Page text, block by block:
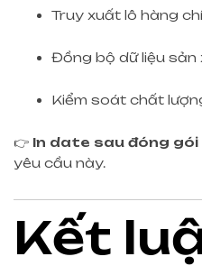
Truy xuất lô hàng
Đồng bộ dữ liệu sản
Kiểm soát chất
👉 In date sau đóng gói
yêu cầu này.
Kết